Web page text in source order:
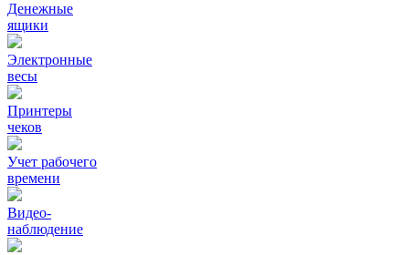
Денежные
ящики
Электронные
весы
Принтеры
чеков
Учет рабочего
времени
Видео‑
наблюдение